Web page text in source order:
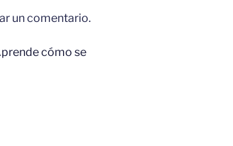
un comentario.
cómo se